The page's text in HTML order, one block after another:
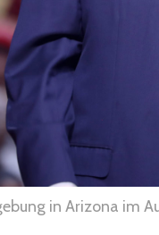
in Arizona im